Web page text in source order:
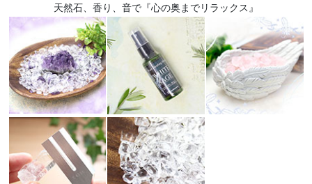
天然石、香り、音で『心の奥までリラックス』